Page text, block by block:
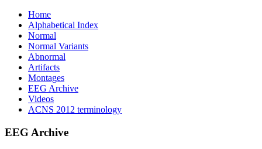
Home
Alphabetical Index
Normal
Normal Variants
Abnormal
Artifacts
Montages
EEG Archive
Videos
ACNS 2012 terminology
EEG Archive